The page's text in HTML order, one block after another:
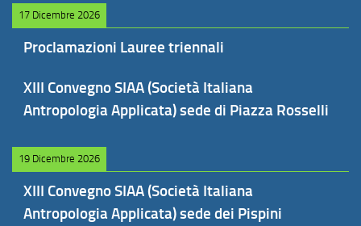
17 Dicembre 2026
Proclamazioni Lauree triennali
XIII Convegno SIAA (Società Italiana
Antropologia Applicata) sede di Piazza Rosselli
19 Dicembre 2026
XIII Convegno SIAA (Società Italiana
Antropologia Applicata) sede dei Pispini